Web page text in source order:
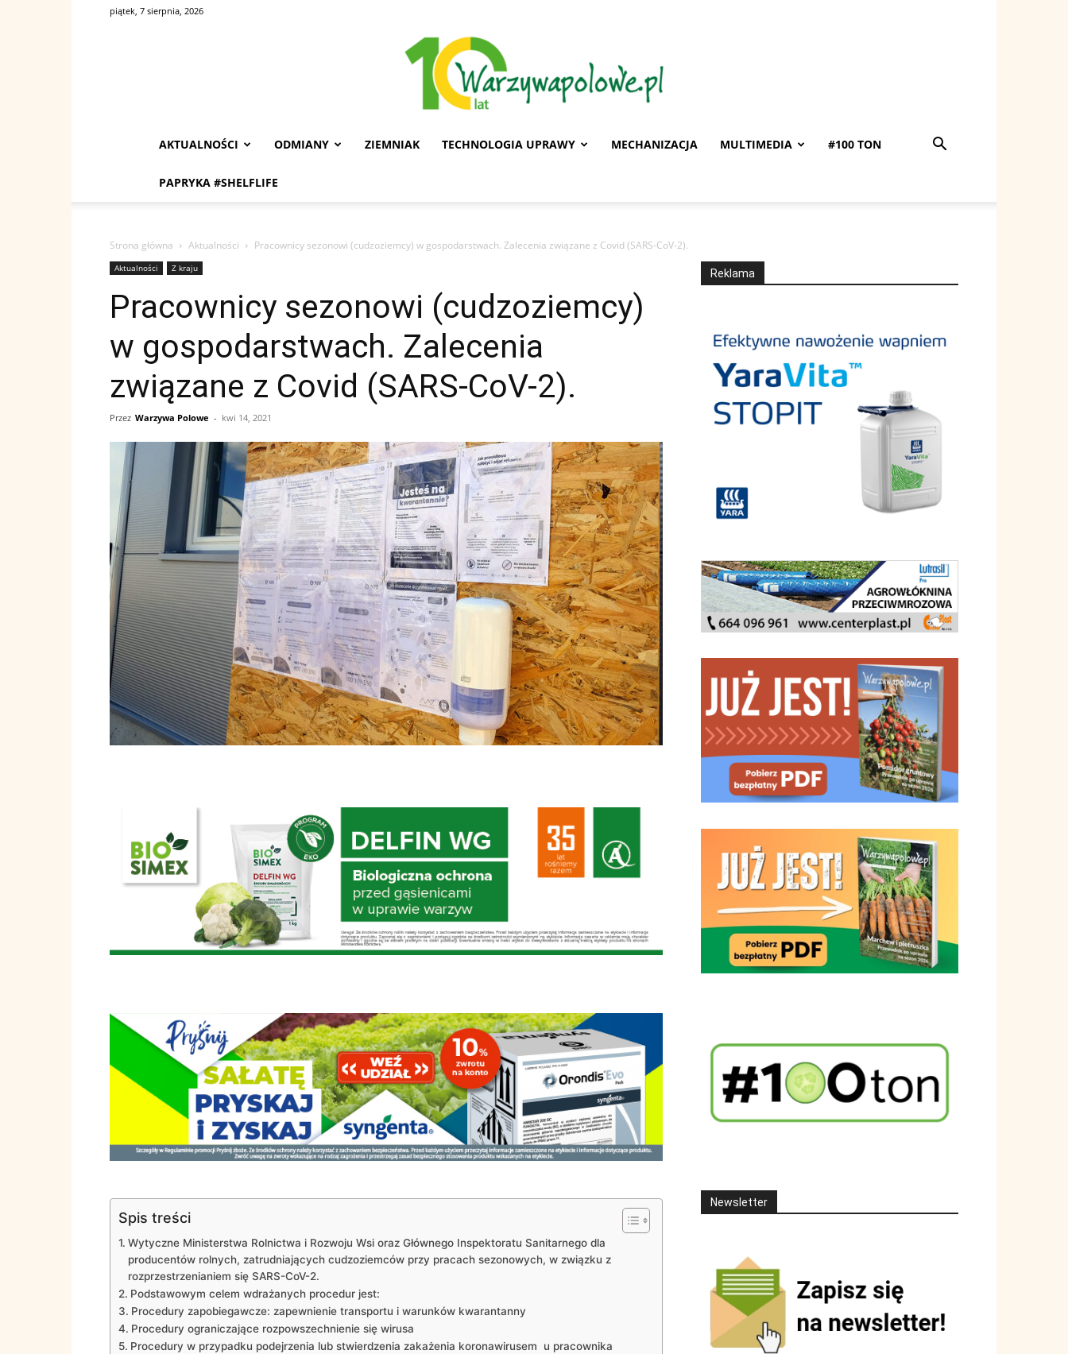
piątek, 7 sierpnia, 2026
AKTUALNOŚCI ODMIANY ZIEMNIAK TECHNOLOGIA UPRAWY MECHANIZACJA MULTIMEDIA #100 TON
PAPRYKA #SHELFLIFE
Strona główna Aktualności Pracownicy sezonowi (cudzoziemcy) w gospodarstwach. Zalecenia związane z Covid (SARS-CoV-2).
Aktualności Z kraju
Pracownicy sezonowi (cudzoziemcy)
w gospodarstwach. Zalecenia
związane z Covid (SARS-CoV-2).
Przez Warzywa Polowe - kwi 14, 2021
Spis treści
Wytyczne Ministerstwa Rolnictwa i Rozwoju Wsi oraz Głównego Inspektoratu Sanitarnego dla
producentów rolnych, zatrudniających cudzoziemców przy pracach sezonowych, w związku z
rozprzestrzenianiem się SARS-CoV-2.
Podstawowym celem wdrażanych procedur jest:
Procedury zapobiegawcze: zapewnienie transportu i warunków kwarantanny
Procedury ograniczające rozpowszechnienie się wirusa
Procedury w przypadku podejrzenia lub stwierdzenia zakażenia koronawirusem u pracownika
Reklama
Newsletter